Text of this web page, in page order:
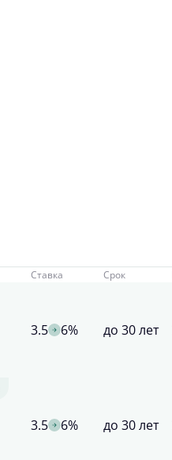
Ставка Срок
3.5 6% до 30 лет
3.5 6% до 30 лет